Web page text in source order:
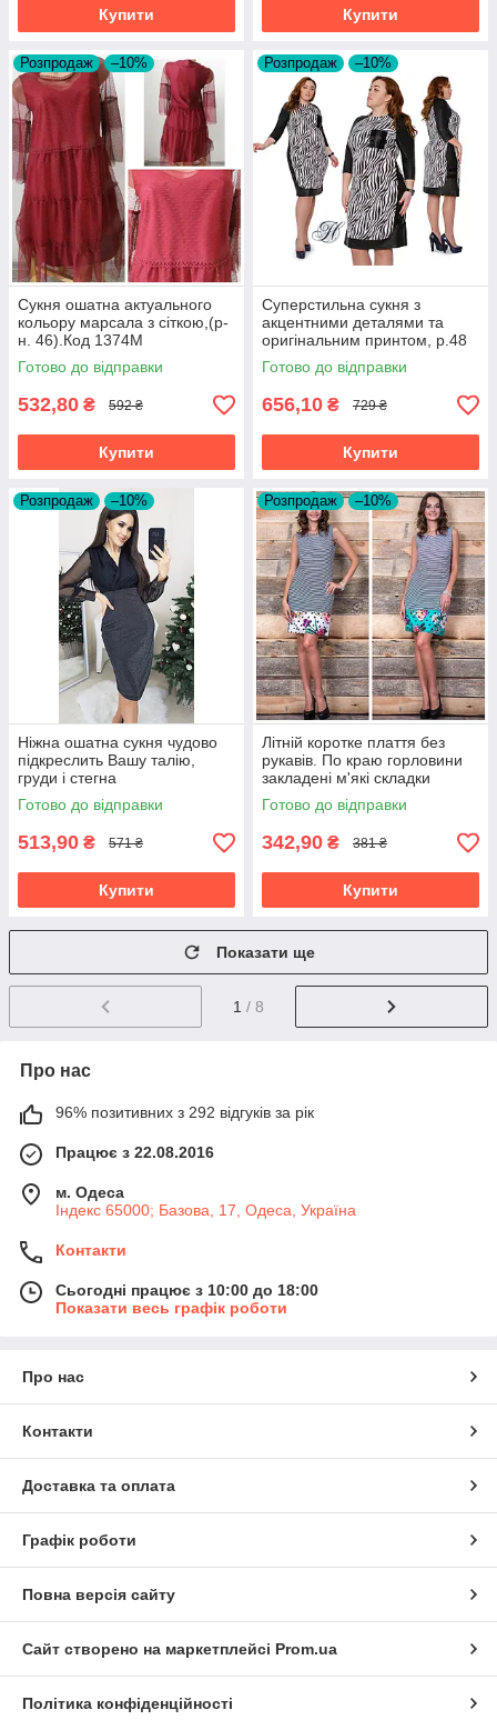
Купити Купити
Розпродаж –10%
Сукня ошатна актуального
кольору марсала з сіткою,(р-
н. 46).Код 1374М
Готово до відправки
532,80 ₴ 592 ₴
Купити
Розпродаж –10%
Суперстильна сукня з
акцентними деталями та
оригінальним принтом, р.48
код 3154М
Готово до відправки
656,10 ₴ 729 ₴
Купити
Розпродаж –10%
Ніжна ошатна сукня чудово
підкреслить Вашу талію,
груди і стегна
Готово до відправки
513,90 ₴ 571 ₴
Купити
Розпродаж –10%
Літній коротке плаття без
рукавів. По краю горловини
закладені м'які складки
Готово до відправки
342,90 ₴ 381 ₴
Купити
Показати ще
1 / 8
Про нас
96% позитивних з 292 відгуків за рік
Працює з 22.08.2016
м. Одеса
Індекс 65000; Базова, 17, Одеса, Україна
Контакти
Сьогодні працює з 10:00 до 18:00
Показати весь графік роботи
Про нас
Контакти
Доставка та оплата
Графік роботи
Повна версія сайту
Сайт створено на маркетплейсі Prom.ua
Політика конфіденційності